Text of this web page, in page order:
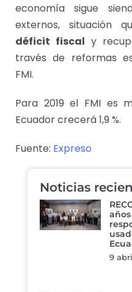
economía sigue
externos, situación
déficit fiscal y
través de reformas
FMI.
Para 2019 el FMI es
Ecuador crecerá 1,9 %.
Fuente: Expreso
Noticias
9